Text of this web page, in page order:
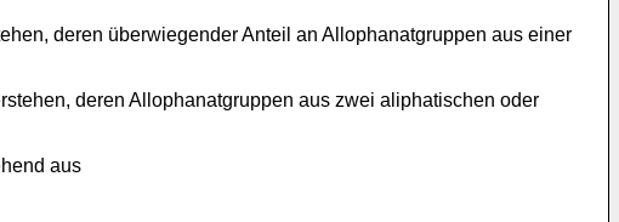
deren überwiegender Anteil an Allophanatgruppen aus einer
deren Allophanatgruppen aus zwei aliphatischen oder
aus